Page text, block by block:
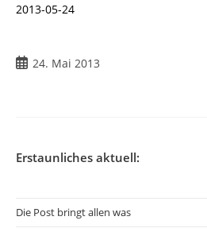
2013-05-24
24. Mai 2013
Erstaunliches aktuell:
Die Post bringt allen was